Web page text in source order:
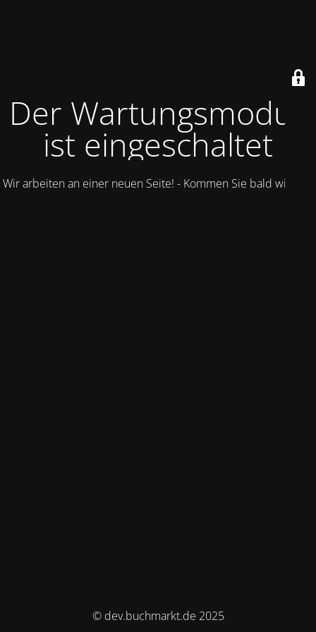
Der Wartungsmodus
ist eingeschaltet
Wir arbeiten an einer neuen Seite! - Kommen Sie bald wieder.
© dev.buchmarkt.de 2025